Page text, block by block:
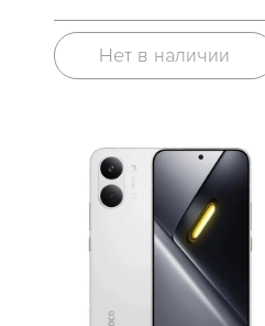
Нет в наличии